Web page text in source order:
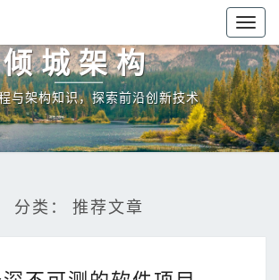
倾城架构
与架构知识，探索前沿创新技术
分类： 推荐文章